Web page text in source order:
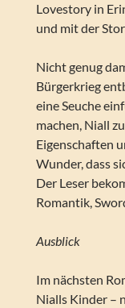
Lovestory in
und mit der
Nicht genug
Bürgerkrieg
eine Seuche
machen, Niall
Eigenschaften
Wunder, dass
Der Leser
Romantik,
Ausblick
Im nächsten
Nialls Kinder –